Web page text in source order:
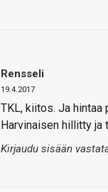
Rensseli
19.4.2017
TKL, kiitos. Ja hintaa
Harvinaisen hillitty
Kirjaudu sisään